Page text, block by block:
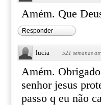
Amém. Que
Responder
lucia · 521 semanas
Amém.
senhor jesus
passo q eu não